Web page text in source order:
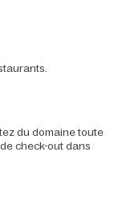
du domaine toute
check-out dans